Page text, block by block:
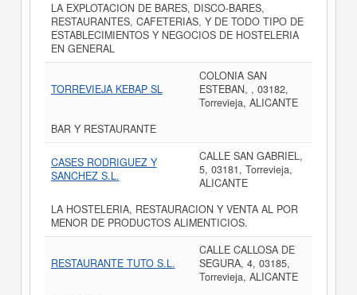
LA EXPLOTACION DE BARES, DISCO-BARES,
RESTAURANTES, CAFETERIAS, Y DE TODO TIPO DE
ESTABLECIMIENTOS Y NEGOCIOS DE HOSTELERIA
EN GENERAL
TORREVIEJA KEBAP SL
COLONIA SAN
ESTEBAN, , 03182,
Torrevieja, ALICANTE
BAR Y RESTAURANTE
CASES RODRIGUEZ Y
SANCHEZ S.L.
CALLE SAN GABRIEL,
5, 03181, Torrevieja,
ALICANTE
LA HOSTELERIA, RESTAURACION Y VENTA AL POR
MENOR DE PRODUCTOS ALIMENTICIOS.
RESTAURANTE TUTO S.L.
CALLE CALLOSA DE
SEGURA, 4, 03185,
Torrevieja, ALICANTE